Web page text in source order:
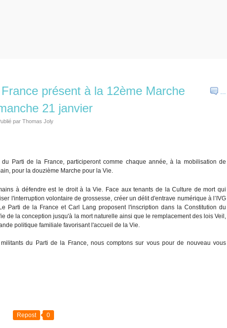
…
présent à la 12ème Marche
21 janvier
par Thomas Joly
Parti de la France, participeront comme chaque année, à la mobilisation de
pour la douzième Marche pour la Vie.
à défendre est le droit à la Vie. Face aux tenants de la Culture de mort qui
l'interruption volontaire de grossesse, créer un délit d'entrave numérique à l’IVG
Parti de la France et Carl Lang proposent l'inscription dans la Constitution du
de la conception jusqu'à la mort naturelle ainsi que le remplacement des lois Veil,
politique familiale favorisant l'accueil de la Vie.
du Parti de la France, nous comptons sur vous pour de nouveau vous
Repost 0